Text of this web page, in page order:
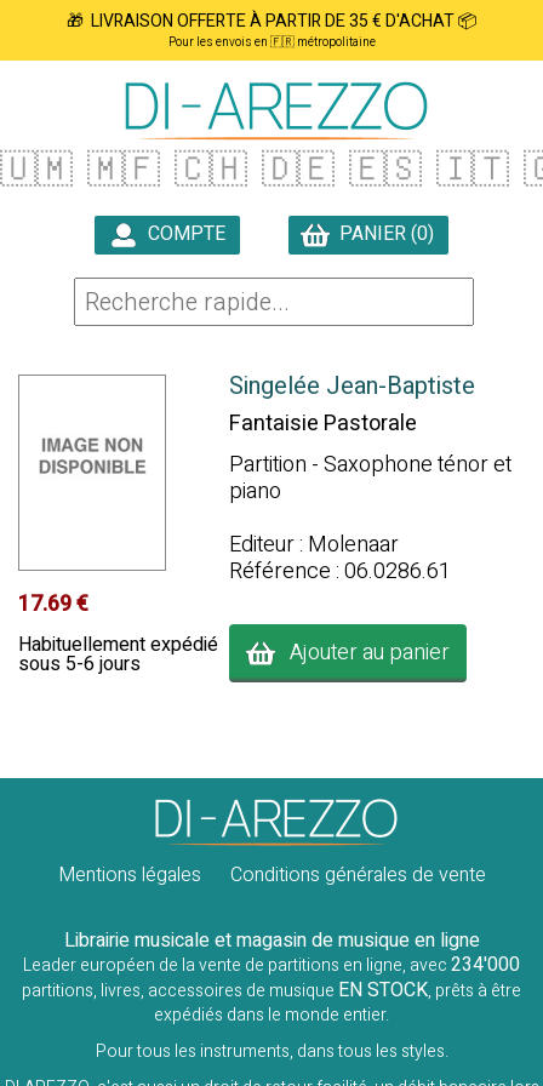
🎁 LIVRAISON OFFERTE À PARTIR DE 35 € D'ACHAT 📦
Pour les envois en 🇫🇷 métropolitaine
🇺🇲 🇲🇫 🇨🇭 🇩🇪 🇪🇸 🇮🇹
COMPTE
PANIER (0)
17.69 €
Habituellement expédié
sous 5-6 jours
Singelée Jean-Baptiste
Fantaisie Pastorale
Partition - Saxophone ténor et
piano
Editeur : Molenaar
Référence : 06.0286.61
Ajouter au panier
Mentions légales Conditions générales de vente
Librairie musicale et magasin de musique en ligne
Leader européen de la vente de partitions en ligne, avec234'000
partitions, livres, accessoires de musique EN STOCK, prêts à être
expédiés dans le monde entier.
Pour tous les instruments, dans tous les styles.